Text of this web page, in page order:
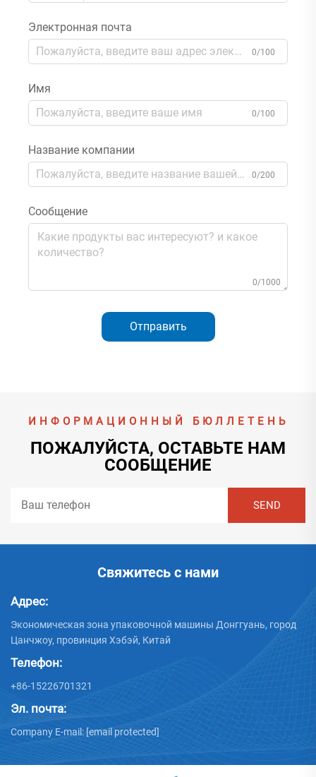
Электронная почта
0/100
Имя
0/100
Название компании
0/200
Сообщение
0/1000
Отправить
ИНФОРМАЦИОННЫЙ БЮЛЛЕТЕНЬ
ПОЖАЛУЙСТА, ОСТАВЬТЕ НАМ
СООБЩЕНИЕ
Свяжитесь с нами
Адрес:
Экономическая зона упаковочной машины Донггуань, город
Цанчжоу, провинция Хэбэй, Китай
Телефон:
+86-15226701321
Эл. почта:
Company E-mail: [email protected]